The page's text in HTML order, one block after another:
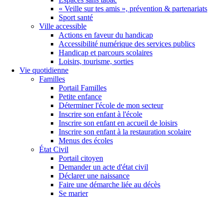
« Veille sur tes amis », prévention & partenariats
Sport santé
Ville accessible
Actions en faveur du handicap
Accessibilité numérique des services publics
Handicap et parcours scolaires
Loisirs, tourisme, sorties
Vie quotidienne
Familles
Portail Familles
Petite enfance
Déterminer l'école de mon secteur
Inscrire son enfant à l'école
Inscrire son enfant en accueil de loisirs
Inscrire son enfant à la restauration scolaire
Menus des écoles
État Civil
Portail citoyen
Demander un acte d'état civil
Déclarer une naissance
Faire une démarche liée au décès
Se marier